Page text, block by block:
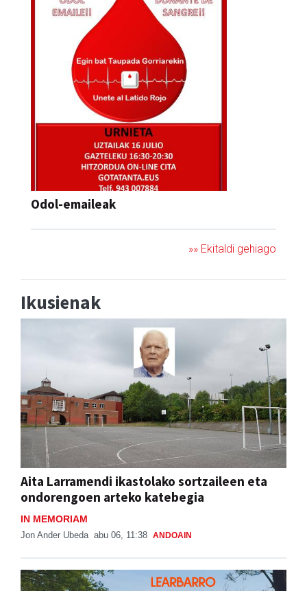
Odol-emaileak
»» Ekitaldi gehiago
Ikusienak
Aita Larramendi ikastolako sortzaileen eta
ondorengoen arteko katebegia
IN MEMORIAM
Jon Ander Ubeda abu 06, 11:38 ANDOAIN